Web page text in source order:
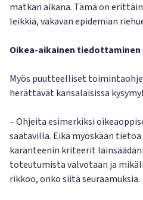
matkan aikana. Tämä on
leikkiä, vakavan epidemian
Oikea-aikainen
Myös puutteelliset
herättävät kansalaisissa
– Ohjeita esimerkiksi
saatavilla. Eikä myöskään
karanteenin kriteerit
toteutumista valvotaan ja
rikkoo, onko siitä seuraamuksia.